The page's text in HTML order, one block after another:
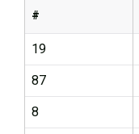
#
19
87
8